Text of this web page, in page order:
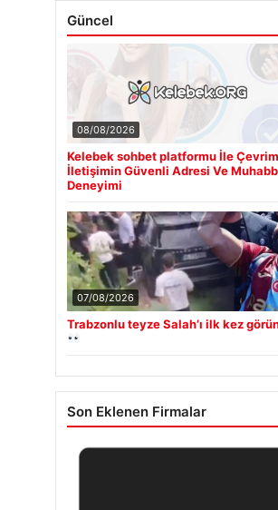
Güncel
08/08/2026
Kelebek sohbet platformu İle
İletişimin Güvenli Adresi Ve
Deneyimi
07/08/2026
Trabzonlu teyze Salah’ı ilk kez
Son Eklenen Firmalar